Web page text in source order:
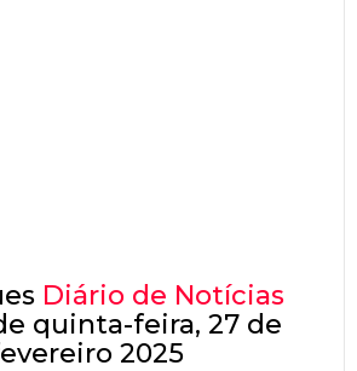
Diário de Notícias
quinta-feira, 27 de
2025